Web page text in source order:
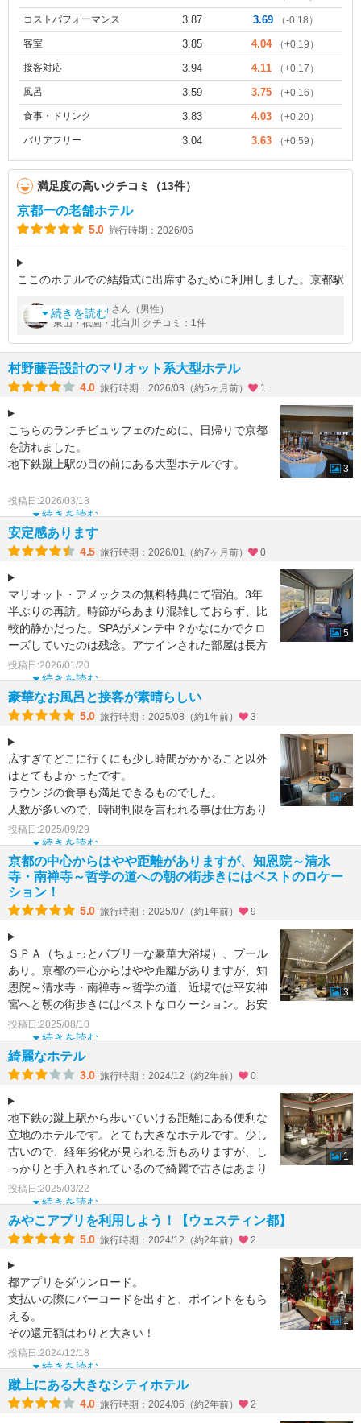
コストパフォーマンス 3.87 3.69 （-0.18）
客室 3.85 4.04 （+0.19）
接客対応 3.94 4.11 （+0.17）
風呂 3.59 3.75 （+0.16）
食事・ドリンク 3.83 4.03 （+0.20）
バリアフリー 3.04 3.63 （+0.59）
満足度の高いクチコミ（13件）
京都一の老舗ホテル
5.0 旅行時期：2026/06
ここのホテルでの結婚式に出席するために利用しました。京都駅
0分ごとに出ているので観光にも便利です。ホテルは大型でチャ
ペルもあります。披露宴会場のテラスに出ると南禅寺や平
続きを読む
bynakacyan さん（男性）
東山・祇園・北白川 クチコミ：1件
村野藤吾設計のマリオット系大型ホテル
4.0 旅行時期：2026/03（約5ヶ月前） 1
こちらのランチビュッフェのために、日帰りで京都
を訪れました。
地下鉄蹴上駅の目の前にある大型ホテルです。
2階にある「オールデイダイニング洛空」でのラン
チビュッフェ。
サラダも彩り美しく、ロ
続きを読む
投稿日:2026/03/13
3
安定感あります
4.5 旅行時期：2026/01（約7ヶ月前） 0
マリオット・アメックスの無料特典にて宿泊。3年
半ぶりの再訪。時節がらあまり混雑しておらず、比
較的静かだった。SPAがメンテ中？かなにかでクロ
ーズしていたのは残念。アサインされた部屋は長方
形の部屋で隠れ
続きを読む
投稿日:2026/01/20
5
豪華なお風呂と接客が素晴らしい
5.0 旅行時期：2025/08（約1年前） 3
広すぎてどこに行くにも少し時間がかかること以外
はとてもよかったです。
ラウンジの食事も満足できるものでした。
人数が多いので、時間制限を言われる事は仕方あり
ませんね。
お風呂が広すぎて、広さに対
続きを読む
投稿日:2025/09/29
1
京都の中心からはやや距離がありますが、知恩院～清水
寺・南禅寺～哲学の道への朝の街歩きにはベストのロケー
ション！
5.0 旅行時期：2025/07（約1年前） 9
ＳＰＡ（ちょっとバブリーな豪華大浴場）、プール
あり。京都の中心からはやや距離がありますが、知
恩院～清水寺・南禅寺～哲学の道、近場では平安神
宮へと朝の街歩きにはベストなロケーション。お安
く宿泊できる時に
続きを読む
投稿日:2025/08/10
3
綺麗なホテル
3.0 旅行時期：2024/12（約2年前） 0
地下鉄の蹴上駅から歩いていける距離にある便利な
立地のホテルです。とても大きなホテルです。少し
古いので、経年劣化が見られる所もありますが、し
っかりと手入れされているので綺麗で古さはあまり
気にならないと思
続きを読む
投稿日:2025/03/22
1
みやこアプリを利用しよう！【ウェスティン都】
5.0 旅行時期：2024/12（約2年前） 2
都アプリをダウンロード。
支払いの際にバーコードを出すと、ポイントをもら
える。
その還元額はわりと大きい！
レストランは事前に利用がわかっているなら、一休
レストランで申し込むとタイムセールが
続きを読む
投稿日:2024/12/18
1
蹴上にある大きなシティホテル
4.0 旅行時期：2024/06（約2年前） 2